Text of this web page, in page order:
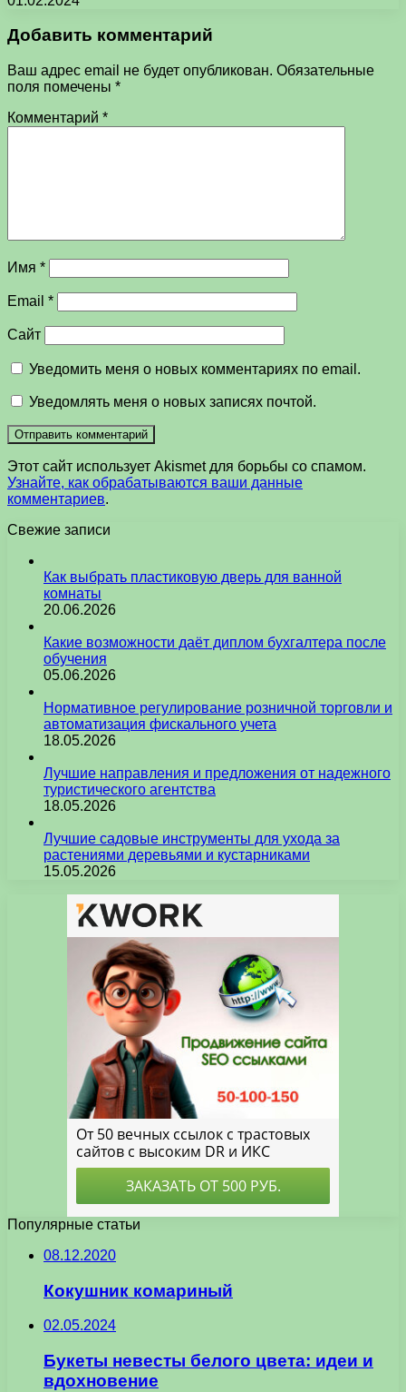
Добавить комментарий
Ваш адрес email не будет опубликован. Обязательные
поля помечены *
Комментарий *
Имя *
Email *
Сайт
Уведомить меня о новых комментариях по email.
Уведомлять меня о новых записях почтой.
Этот сайт использует Akismet для борьбы со спамом.
Узнайте, как обрабатываются ваши данные
комментариев.
Свежие записи
Как выбрать пластиковую дверь для ванной
комнаты
20.06.2026
Какие возможности даёт диплом бухгалтера после
обучения
05.06.2026
Нормативное регулирование розничной торговли и
автоматизация фискального учета
18.05.2026
Лучшие направления и предложения от надежного
туристического агентства
18.05.2026
Лучшие садовые инструменты для ухода за
растениями деревьями и кустарниками
15.05.2026
Популярные статьи
08.12.2020
Кокушник комариный
02.05.2024
Букеты невесты белого цвета: идеи и
вдохновение